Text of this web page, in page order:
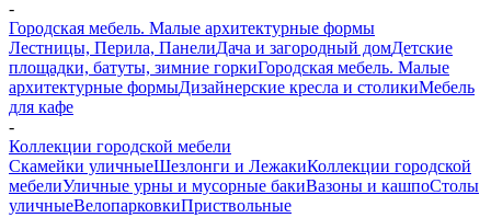
-
Городская мебель. Малые архитектурные формы
Лестницы, Перила, ПанелиДача и загородный домДетские
площадки, батуты, зимние горкиГородская мебель. Малые
архитектурные формыДизайнерские кресла и столикиМебель
для кафе
-
Коллекции городской мебели
Скамейки уличныеШезлонги и ЛежакиКоллекции городской
мебелиУличные урны и мусорные бакиВазоны и кашпоСтолы
уличныеВелопарковкиПриствольные